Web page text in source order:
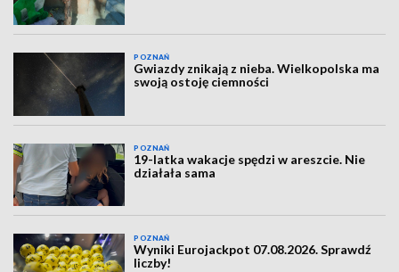
POZNAŃ
Gwiazdy znikają z nieba. Wielkopolska ma
swoją ostoję ciemności
POZNAŃ
19-latka wakacje spędzi w areszcie. Nie
działała sama
POZNAŃ
Wyniki Eurojackpot 07.08.2026. Sprawdź
liczby!